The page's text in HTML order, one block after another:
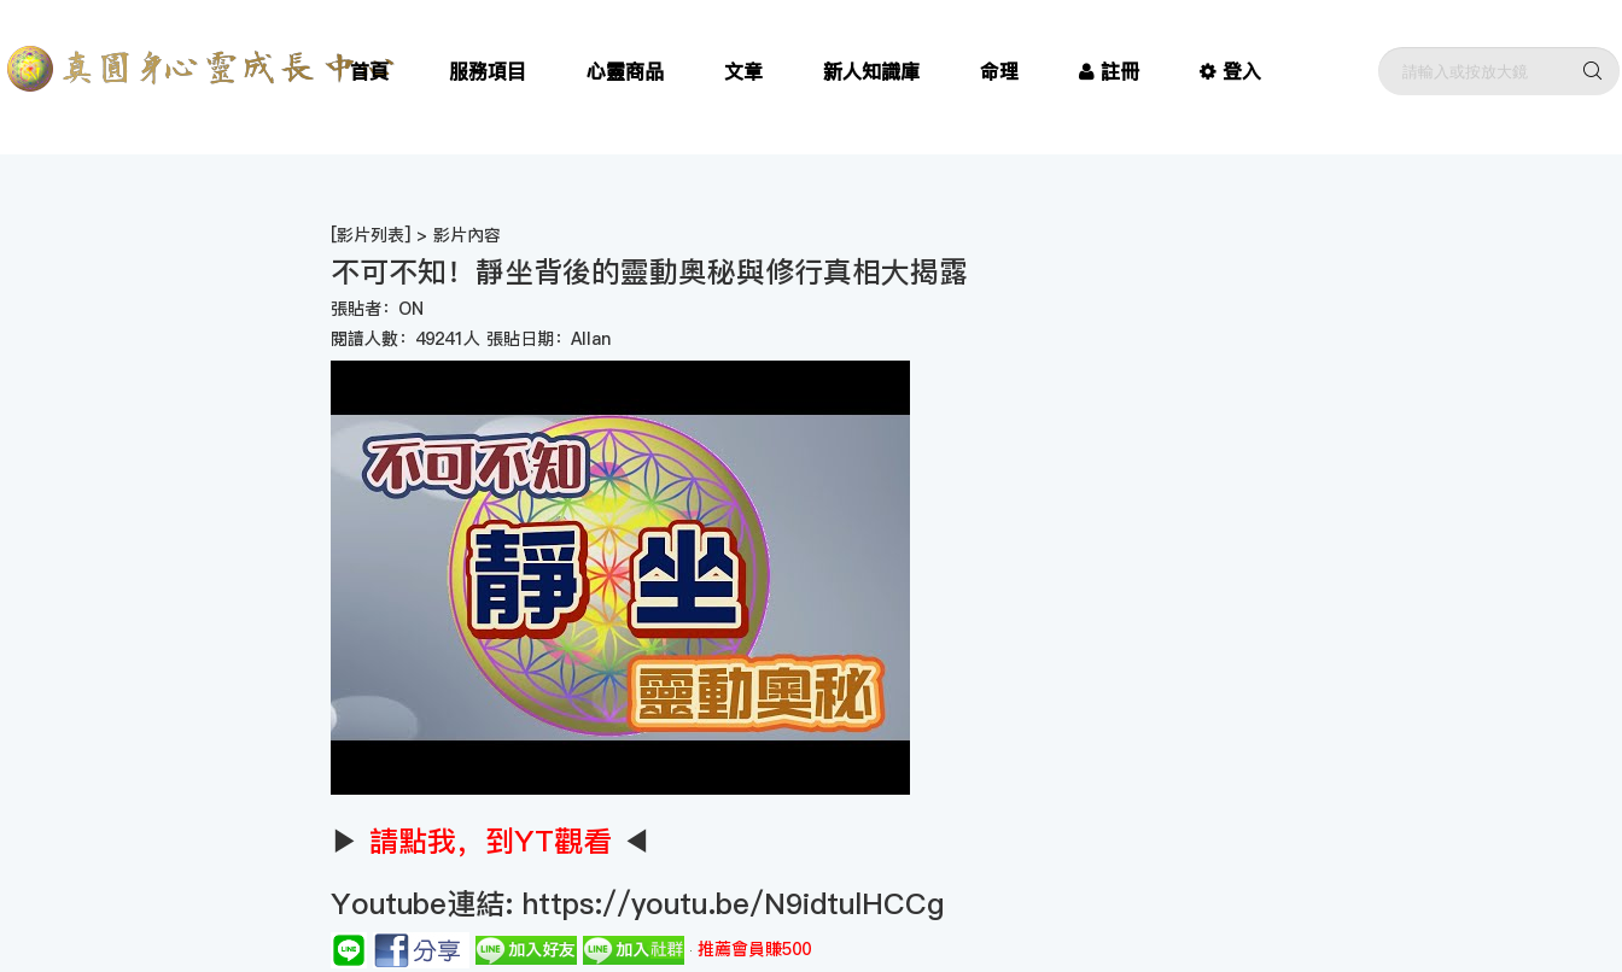
首頁 服務項目 心靈商品 文章 新人知識庫 命理 註冊 登入
[影片列表] > 影片內容
不可不知！靜坐背後的靈動奧秘與修行真相大揭露
張貼者：ON
閱讀人數：49241人 張貼日期：Allan
▶ 請點我，到YT觀看 ◀
Youtube連結: https://youtu.be/N9idtulHCCg
推薦會員賺500